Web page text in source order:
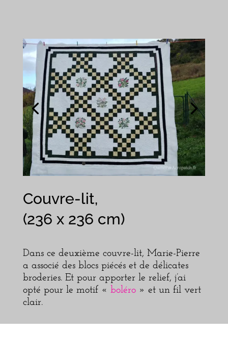
Couvre-lit,
(236 x 236 cm)
Dans ce deuxième couvre-lit, Marie-Pierre
a associé des blocs piécés et de délicates
broderies. Et pour apporter le relief, j’ai
opté pour le motif « boléro» et un fil vert
clair.